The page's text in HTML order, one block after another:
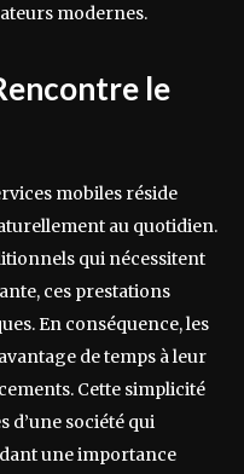
modernes.
le
mobiles réside
au quotidien.
qui nécessitent
ces prestations
En conséquence, les
de temps à leur
Cette simplicité
d’une société qui
une importance